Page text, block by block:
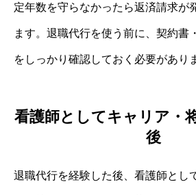
定年数を守らなかったら返済請求が
ます。退職代行を使う前に、契約書
をしっかり確認しておく必要があり
看護師としてキャリア・
後
退職代行を経験した後、看護師とし